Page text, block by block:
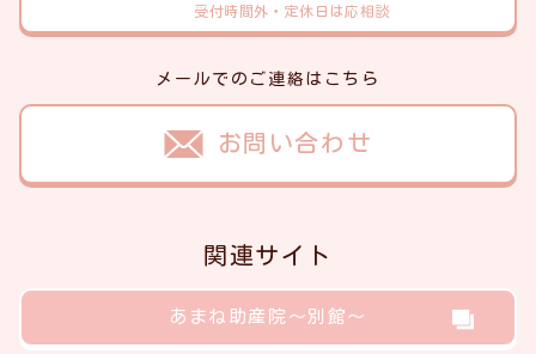
受付時間外・定休日は応相談
メールでのご連絡はこちら
お問い合わせ
関連サイト
あまね助産院～別館～